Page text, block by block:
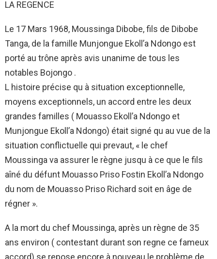
LA REGENCE
Le 17 Mars 1968, Moussinga Dibobe, fils de Dibobe
Tanga, de la famille Munjongue Ekoll’a Ndongo est
porté au trône après avis unanime de tous les
notables Bojongo .
L histoire précise qu à situation exceptionnelle,
moyens exceptionnels, un accord entre les deux
grandes familles ( Mouasso Ekoll’a Ndongo et
Munjongue Ekoll’a Ndongo) était signé qu au vue de la
situation conflictuelle qui prevaut, « le chef
Moussinga va assurer le règne jusqu à ce que le fils
aîné du défunt Mouasso Priso Fostin Ekoll’a Ndongo
du nom de Mouasso Priso Richard soit en âge de
régner ».
A la mort du chef Moussinga, après un règne de 35
ans environ ( contestant durant son regne ce fameux
accord) se repose encore à nouveau le problème de